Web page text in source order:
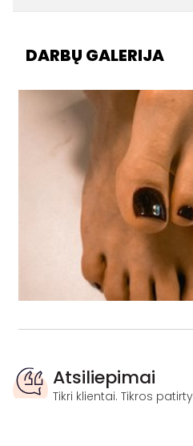
DARBŲ GALERIJA
Atsiliepimai
Tikri klientai. Tikros